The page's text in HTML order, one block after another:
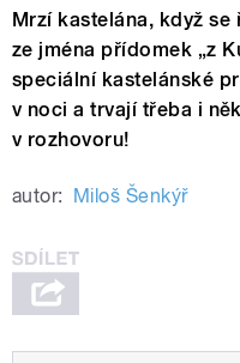
Mrzí kastelána, když
ze jména přídomek „z
speciální kastelánské
v noci a trvají třeba i
v rozhovoru!
autor: Miloš Šenkýř